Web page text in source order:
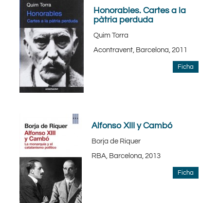
Honorables. Cartes a la
pàtria perduda
Quim Torra
Acontravent, Barcelona, 2011
Ficha
Alfonso XIII y Cambó
Borja de Riquer
RBA, Barcelona, 2013
Ficha